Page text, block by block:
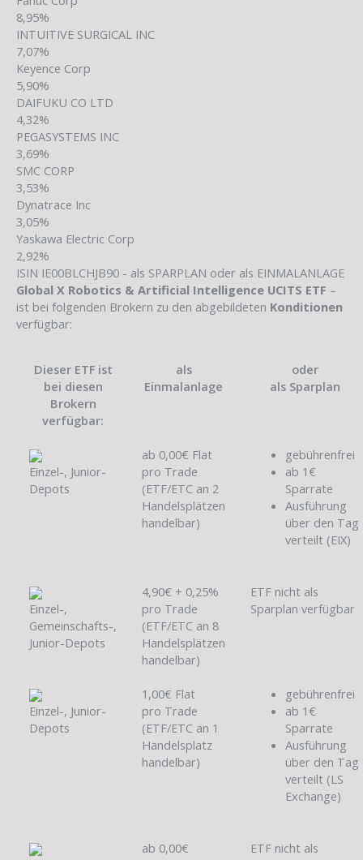
8,95%
INTUITIVE SURGICAL INC
7,07%
Keyence Corp
5,90%
DAIFUKU CO LTD
4,32%
PEGASYSTEMS INC
3,69%
SMC CORP
3,53%
Dynatrace Inc
3,05%
Yaskawa Electric Corp
2,92%
ISIN IE00BLCHJB90 - als SPARPLAN oder als EINMALANLAGE
Global X Robotics & Artificial Intelligence UCITS ETF –
ist bei folgenden Brokern zu den abgebildeten Konditionen
verfügbar:
Dieser ETF ist
bei diesen
Brokern
verfügbar:
als
Einmalanlage
oder
als Sparplan
Einzel-, Junior-
Depots
ab 0,00€ Flat
pro Trade
(ETF/ETC an 2
Handelsplätzen
handelbar)
gebührenfrei
ab 1€
Sparrate
Ausführung
über den Tag
verteilt (EIX)
Einzel-,
Gemeinschafts-,
Junior-Depots
4,90€ + 0,25%
pro Trade
(ETF/ETC an 8
Handelsplätzen
handelbar)
ETF nicht als
Sparplan verfügbar
Einzel-, Junior-
Depots
1,00€ Flat
pro Trade
(ETF/ETC an 1
Handelsplatz
handelbar)
gebührenfrei
ab 1€
Sparrate
Ausführung
über den Tag
verteilt (LS
Exchange)
ab 0,00€
ETF nicht als